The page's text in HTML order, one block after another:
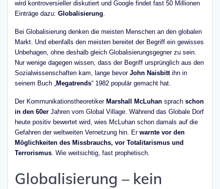
wird kontroversieller diskutiert und Google findet fast 50 Millionen
Einträge dazu: Globalisierung.
Bei Globalisierung denken die meisten Menschen an den globalen
Markt. Und ebenfalls den meisten bereitet der Begriff ein gewisses
Unbehagen, ohne deshalb gleich Globalisierungsgegner zu sein.
Nur wenige dagegen wissen, dass der Begriff ursprünglich aus den
Sozialwissenschaften kam, lange bevor John Naisbittihn in
seinem Buch „Megatrends“ 1982 populär gemacht hat.
Der Kommunikationstheoretiker Marshall McLuhan sprach schon
in den 60er Jahren vom Global Village. Während das Globale Dorf
heute positiv bewertet wird, wies McLuhan schon damals auf die
Gefahren der weltweiten Vernetzung hin. Er warnte vor den
Möglichkeiten des Missbrauchs, vor Totalitarismus und
Terrorismus. Wie weitsichtig, fast prophetisch.
Globalisierung – kein